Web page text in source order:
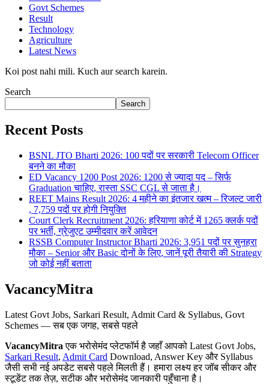
Govt Schemes
Result
Technology
Agriculture
Latest News
Koi post nahi mili. Kuch aur search karein.
Search
Search
Recent Posts
BSNL JTO Bharti 2026: 100 पदों पर सरकारी Telecom Officer
बनने का मौका
ED Vacancy 1200 Post 2026: 1200 से ज्यादा पद – सिर्फ
Graduation चाहिए, रास्ता SSC CGL से जाता है।
REET Mains Result 2026: 4 महीने का इंतजार खत्म – रिजल्ट जारी
, 7,759 पदों पर होगी नियुक्ति
Court Clerk Recruitment 2026: हरियाणा कोर्ट में 1265 क्लर्क पदों
पर भर्ती, ग्रेजुएट उम्मीदवार करें आवेदन
RSSB Computer Instructor Bharti 2026: 3,951 पदों पर सुनहरा
मौका – Senior और Basic दोनों के लिए, जानें पूरी तैयारी की Strategy
जो कोई नहीं बताता
VacancyMitra
Latest Govt Jobs, Sarkari Result, Admit Card & Syllabus, Govt
Schemes — सब एक जगह, सबसे पहले
VacancyMitra एक भरोसेमंद प्लेटफॉर्म है जहाँ आपको Latest Govt Jobs,
Sarkari Result, Admit Card Download, Answer Key और Syllabus
जैसी सभी नई अपडेट सबसे पहले मिलती हैं। हमारा लक्ष्य हर जॉब सीकर और
स्टूडेंट तक तेज़, सटीक और भरोसेमंद जानकारी पहुँचाना है।